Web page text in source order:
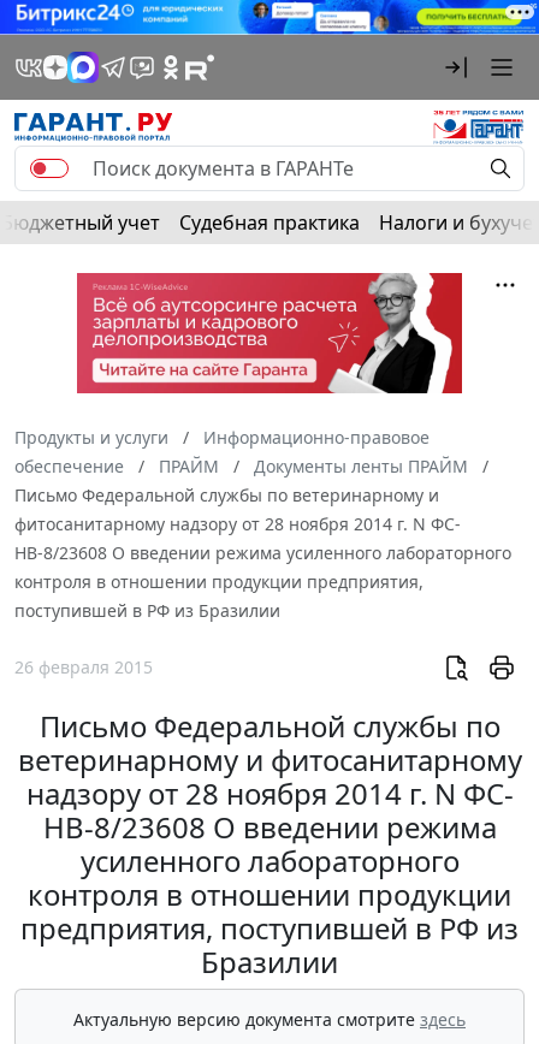
Бюджетный учет Судебная практика Налоги и
Продукты и услуги
Информационно-правовое
обеспечение
ПРАЙМ
Документы ленты ПРАЙМ
Письмо Федеральной службы по ветеринарному и
фитосанитарному надзору от 28 ноября 2014 г. N ФС-
НВ-8/23608 О введении режима усиленного лабораторного
контроля в отношении продукции предприятия,
поступившей в РФ из Бразилии
26 февраля 2015
Письмо Федеральной службы по
ветеринарному и фитосанитарному
надзору от 28 ноября 2014 г. N ФС-
НВ-8/23608 О введении режима
усиленного лабораторного
контроля в отношении продукции
предприятия, поступившей в РФ из
Бразилии
Актуальную версию документа смотрите здесь